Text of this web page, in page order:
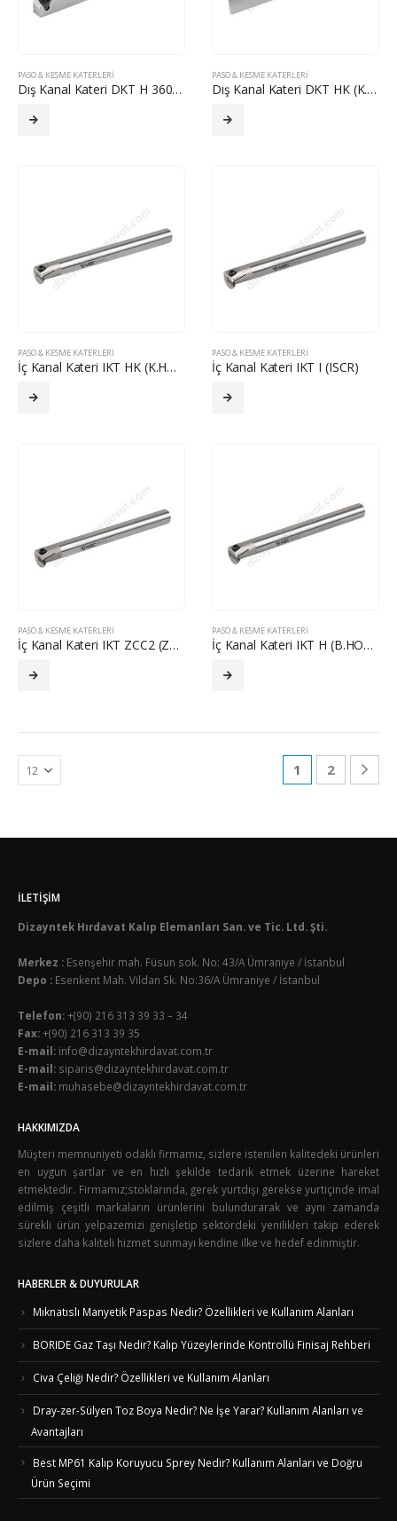
PASO & KESME KATERLERI
Dış Kanal Kateri DKT H 360 (H 360)
PASO & KESME KATERLERI
Dış Kanal Kateri DKT HK (K.HORN)
PASO & KESME KATERLERI
İç Kanal Kateri IKT HK (K.HORN)
PASO & KESME KATERLERI
İç Kanal Kateri IKT I (ISCR)
PASO & KESME KATERLERI
İç Kanal Kateri IKT ZCC2 (ZCC2)
PASO & KESME KATERLERI
İç Kanal Kateri IKT H (B.HORN)
1 2
İLETIŞIM
Dizayntek Hırdavat Kalıp Elemanları San. ve Tic. Ltd. Şti.
Merkez : Esenşehir mah. Füsun sok. No: 43/A Ümraniye / İstanbul
Depo : Esenkent Mah. Vildan Sk. No:36/A Ümraniye / İstanbul
Telefon:+(90) 216 313 39 33 – 34
Fax:+(90) 216 313 39 35
E-mail: info@dizayntekhirdavat.com.tr
E-mail: siparis@dizayntekhirdavat.com.tr
E-mail: muhasebe@dizayntekhirdavat.com.tr
HAKKIMIZDA
Müşteri memnuniyeti odaklı firmamız, sizlere istenilen kalitedeki ürünleri
en uygun şartlar ve en hızlı şekilde tedarik etmek üzerine hareket
etmektedir. Firmamız;stoklarında, gerek yurtdışı gerekse yurtiçinde imal
edilmiş çeşitli markaların ürünlerini bulundurarak ve aynı zamanda
sürekli ürün yelpazemizi genişletip sektördeki yenilikleri takip ederek
sizlere daha kaliteli hizmet sunmayı kendine ilke ve hedef edinmiştir.
HABERLER & DUYURULAR
Mıknatıslı Manyetik Paspas Nedir? Özellikleri ve Kullanım Alanları
BORIDE Gaz Taşı Nedir? Kalıp Yüzeylerinde Kontrollü Finisaj Rehberi
Civa Çeliği Nedir? Özellikleri ve Kullanım Alanları
Dray-zer-Sülyen Toz Boya Nedir? Ne İşe Yarar? Kullanım Alanları ve
Avantajları
Best MP61 Kalıp Koruyucu Sprey Nedir? Kullanım Alanları ve Doğru
Ürün Seçimi